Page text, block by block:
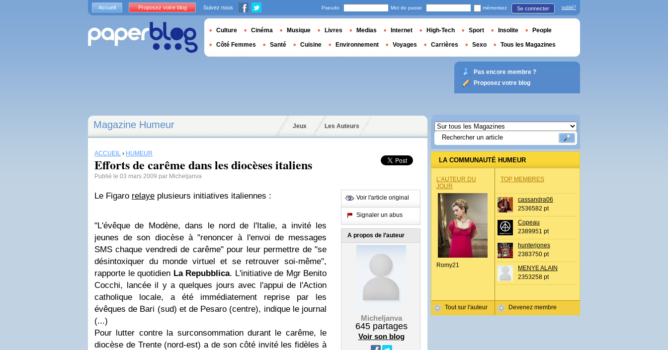
Magazine Humeur Jeux Les Auteurs
ACCUEIL › HUMEUR
Efforts de carême dans les diocèses italiens
Publié le 03 mars 2009 par Micheljanva
Le Figaro relaye plusieurs initiatives italiennes :
"L'évêque de Modène, dans le nord de l'Italie, a invité les
jeunes de son diocèse à "renoncer à l'envoi de messages
SMS chaque vendredi de carême" pour leur permettre de "se
désintoxiquer du monde virtuel et se retrouver soi-même",
rapporte le quotidien La Repubblica. L'initiative de Mgr Benito
Cocchi, lancée il y a quelques jours avec l'appui de l'Action
catholique locale, a été immédiatement reprise par les
évêques de Bari (sud) et de Pesaro (centre), indique le journal
(...)
Pour lutter contre la surconsommation durant le carême, le
diocèse de Trente (nord-est) a de son côté invité les fidèles à
Voir l'article original
Signaler un abus
A propos de l’auteur
Micheljanva
645partages
Voir son blog
LA COMMUNAUTÉ HUMEUR
L’AUTEUR DU
JOUR
Romy21
Tout sur l'auteur
TOP MEMBRES
cassandra06
2536582 pt
Copeau
2389951 pt
hunterjones
2383750 pt
MENYE ALAIN
2353258 pt
Devenez membre
Accueil Proposez votre blog Suivez nous Pseudo Mot de passe mémorisez Se connecter oublié?
Culture Cinéma Musique Livres Medias Internet High-Tech Sport Insolite People
Côté Femmes Santé Cuisine Environnement Voyages Carrières Sexo Tous les Magazines
Pas encore membre ?
Proposez votre blog